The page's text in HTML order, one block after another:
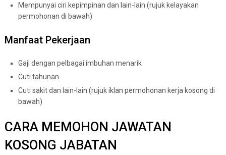
Mempunyai ciri kepimpinan dan lain-lain (rujuk kelayakan
permohonan di bawah)
Manfaat Pekerjaan
Gaji dengan pelbagai imbuhan menarik
Cuti tahunan
Cuti sakit dan lain-lain (rujuk iklan permohonan kerja kosong di
bawah)
CARA MEMOHON JAWATAN
KOSONG JABATAN